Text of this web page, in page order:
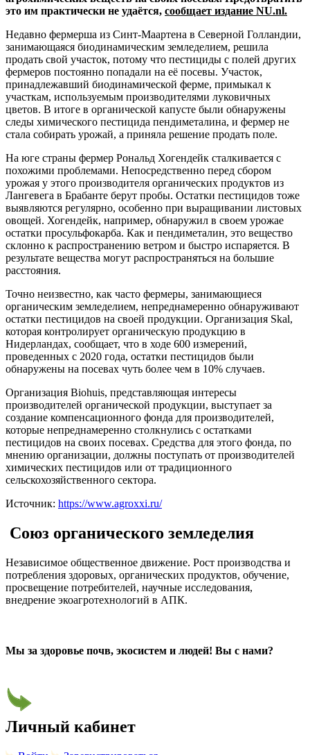
это им практически не удаётся, сообщает издание NU.nl.
Недавно фермерша из Синт-Маартена в Северной Голландии,
занимающаяся биодинамическим земледелием, решила
продать свой участок, потому что пестициды с полей других
фермеров постоянно попадали на её посевы. Участок,
принадлежавший биодинамической ферме, примыкал к
участкам, используемым производителями луковичных
цветов. В итоге в органической капусте были обнаружены
следы химического пестицида пендиметалина, и фермер не
стала собирать урожай, а приняла решение продать поле.
На юге страны фермер Рональд Хогендейк сталкивается с
похожими проблемами. Непосредственно перед сбором
урожая у этого производителя органических продуктов из
Лангевега в Брабанте берут пробы. Остатки пестицидов тоже
выявляются регулярно, особенно при выращивании листовых
овощей. Хогендейк, например, обнаружил в своем урожае
остатки просульфокарба. Как и пендиметалин, это вещество
склонно к распространению ветром и быстро испаряется. В
результате вещества могут распространяться на большие
расстояния.
Точно неизвестно, как часто фермеры, занимающиеся
органическим земледелием, непреднамеренно обнаруживают
остатки пестицидов на своей продукции. Организация Skal,
которая контролирует органическую продукцию в
Нидерландах, сообщает, что в ходе 600 измерений,
проведенных с 2020 года, остатки пестицидов были
обнаружены на посевах чуть более чем в 10% случаев.
Организация Biohuis, представляющая интересы
производителей органической продукции, выступает за
создание компенсационного фонда для производителей,
которые непреднамеренно столкнулись с остатками
пестицидов на своих посевах. Средства для этого фонда, по
мнению организации, должны поступать от производителей
химических пестицидов или от традиционного
сельскохозяйственного сектора.
Источник: https://www.agroxxi.ru/
Союз органического земледелия
Независимое общественное движение. Рост производства и
потребления здоровых, органических продуктов, обучение,
просвещение потребителей, научные исследования,
внедрение экоагротехнологий в АПК.
Мы за здоровье почв, экосистем и людей! Вы с нами?
Личный кабинет